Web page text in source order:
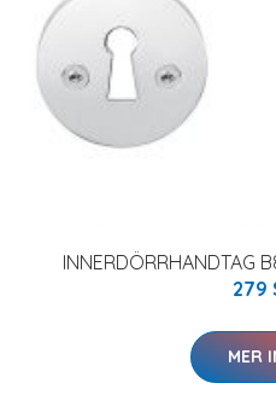
INNERDÖRRHANDTAG
279
MER